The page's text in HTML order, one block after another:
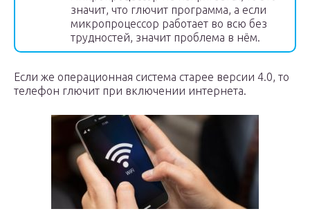
значит, что глючит программа, а если
микропроцессор работает во всю без
трудностей, значит проблема в нём.
Если же операционная система старее версии 4.0, то
телефон глючит при включении интернета.